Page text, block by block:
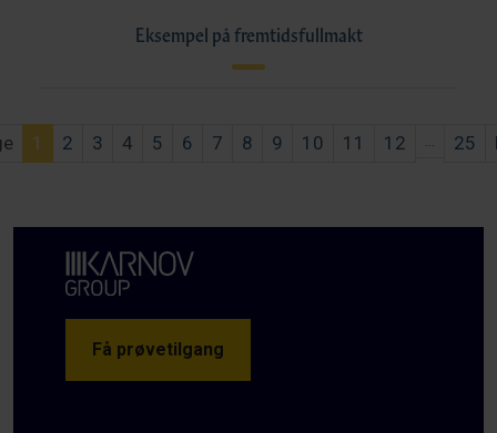
Eksempel på fremtidsfullmakt
1 2 3 4 5 6 7 8 9 10 11 12 25
Få prøvetilgang